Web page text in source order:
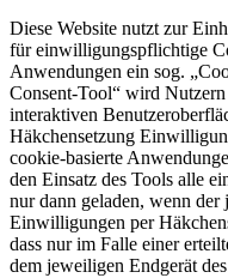
Diese Website nutzt zur
für einwilligungspflichtige
Anwendungen ein sog.
Consent-Tool“ wird
interaktiven
Häkchensetzung
cookie-basierte
den Einsatz des Tools alle
nur dann geladen, wenn
Einwilligungen per
dass nur im Falle einer
dem jeweiligen Endgerät